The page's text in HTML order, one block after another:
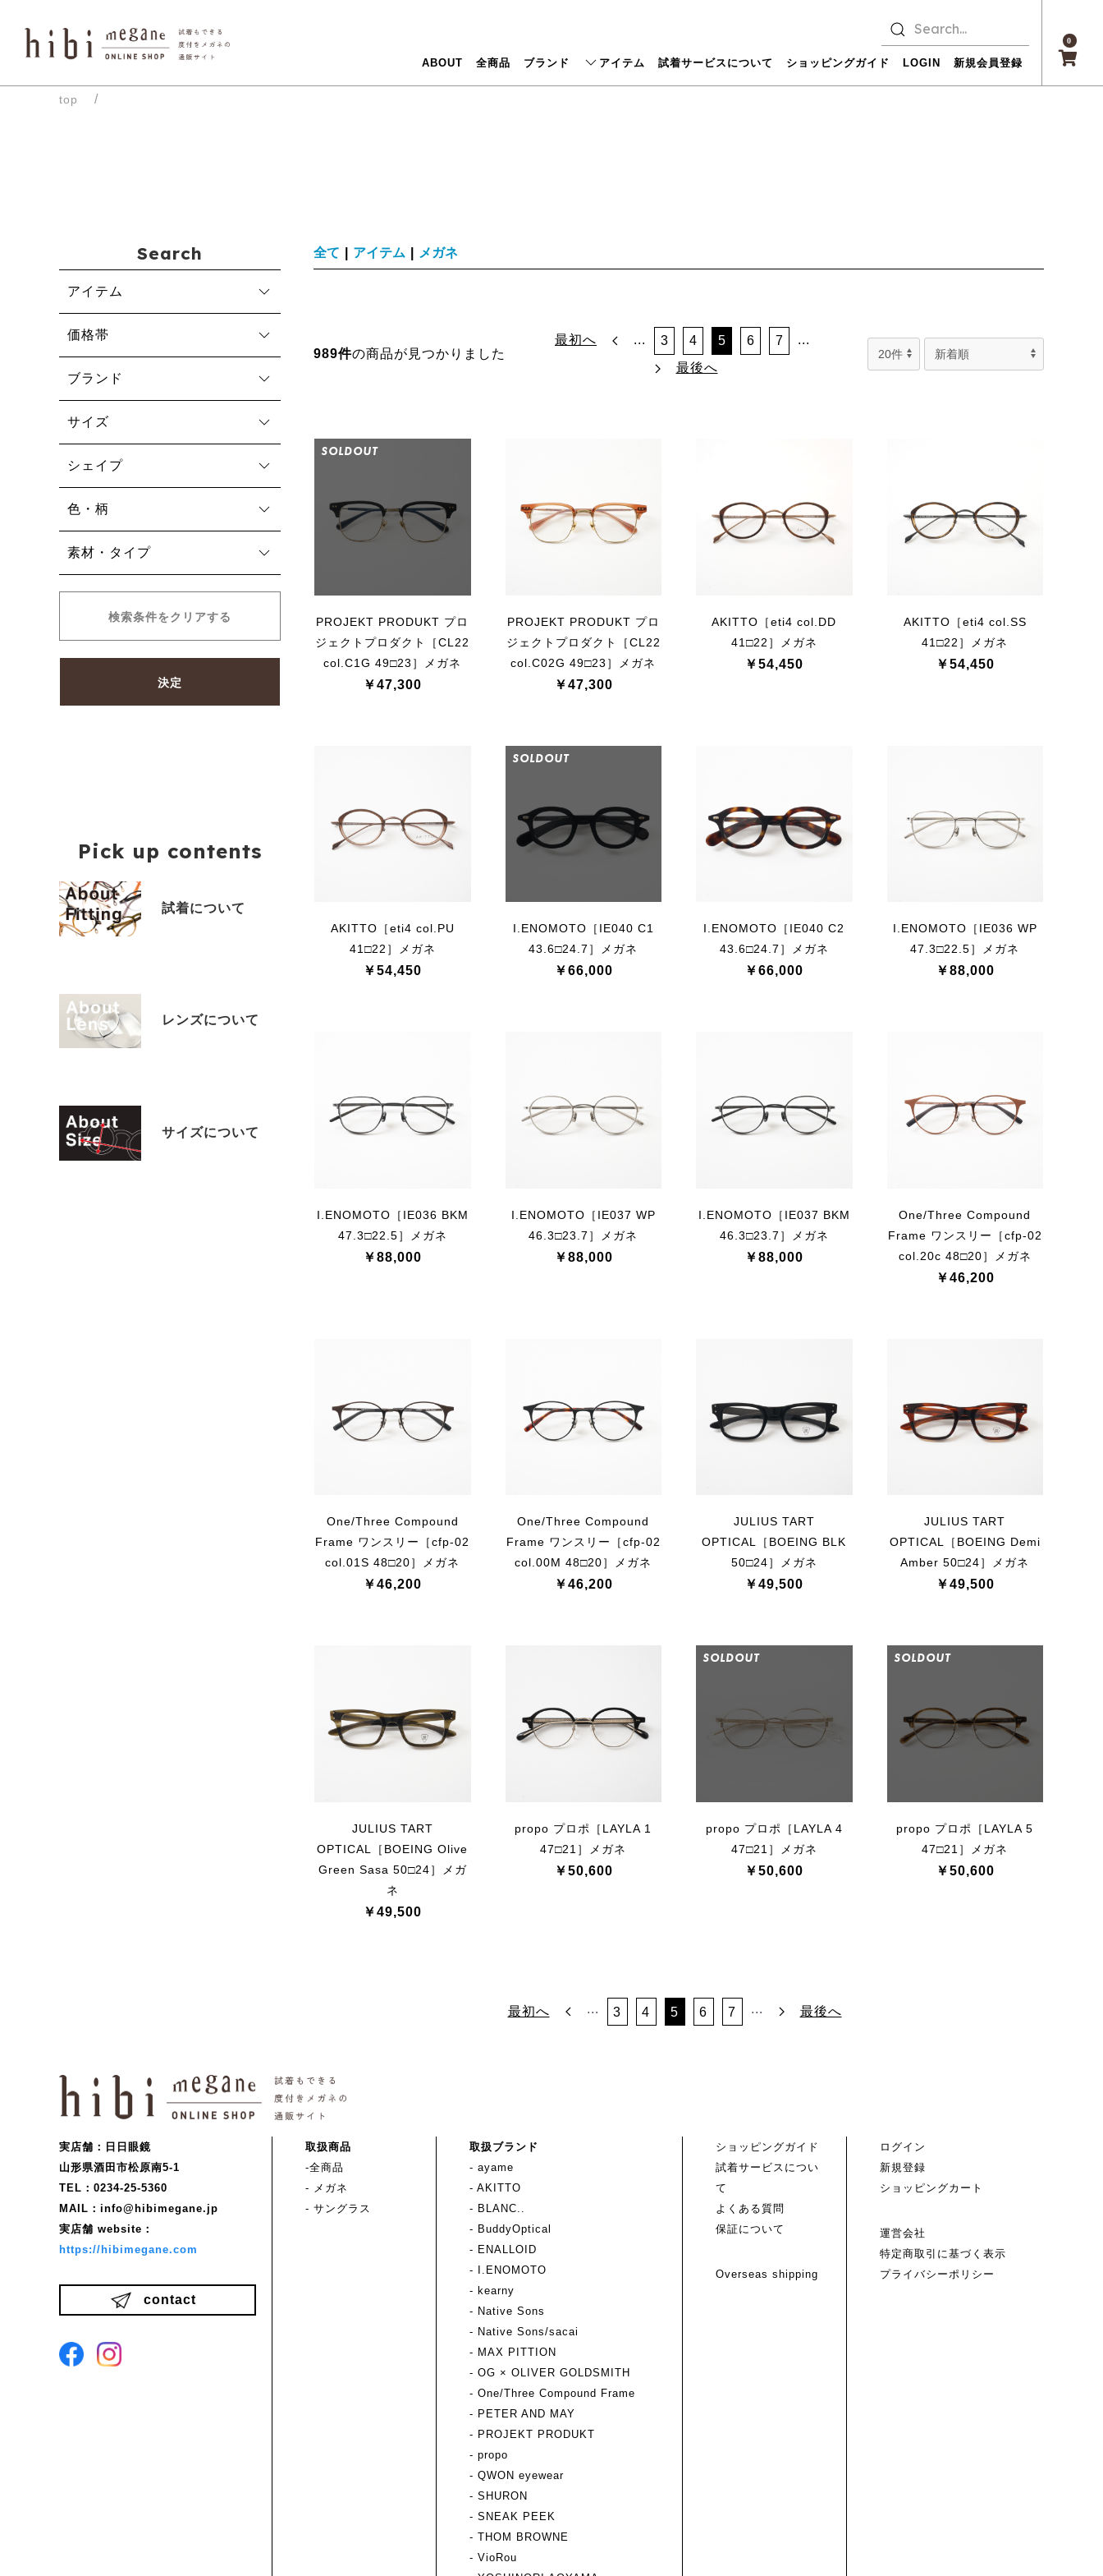
ABOUT 全商品 ブランド アイテム 試着サービスについて ショッピングガイド LOGIN 新規会員登録
0
top
Search
アイテム
価格帯
ブランド
サイズ
シェイプ
色・柄
素材・タイプ
検索条件をクリアする
決定
Pick up contents
試着について
レンズについて
サイズについて
全て アイテム メガネ
989件の商品が見つかりました
最初へ ... 3 4 5 6 7
...
最後へ
SOLDOUT
PROJEKT PRODUKT プロ
ジェクトプロダクト［CL22
col.C1G 49□23］メガネ
￥47,300
PROJEKT PRODUKT プロ
ジェクトプロダクト［CL22
col.C02G 49□23］メガネ
￥47,300
AKITTO［eti4 col.DD
41□22］メガネ
￥54,450
AKITTO［eti4 col.SS
41□22］メガネ
￥54,450
AKITTO［eti4 col.PU
41□22］メガネ
￥54,450
SOLDOUT
I.ENOMOTO［IE040 C1
43.6□24.7］メガネ
￥66,000
I.ENOMOTO［IE040 C2
43.6□24.7］メガネ
￥66,000
I.ENOMOTO［IE036 WP
47.3□22.5］メガネ
￥88,000
I.ENOMOTO［IE036 BKM
47.3□22.5］メガネ
￥88,000
I.ENOMOTO［IE037 WP
46.3□23.7］メガネ
￥88,000
I.ENOMOTO［IE037 BKM
46.3□23.7］メガネ
￥88,000
One/Three Compound
Frame ワンスリー［cfp-02
col.20c 48□20］メガネ
￥46,200
One/Three Compound
Frame ワンスリー［cfp-02
col.01S 48□20］メガネ
￥46,200
One/Three Compound
Frame ワンスリー［cfp-02
col.00M 48□20］メガネ
￥46,200
JULIUS TART
OPTICAL［BOEING BLK
50□24］メガネ
￥49,500
JULIUS TART
OPTICAL［BOEING Demi
Amber 50□24］メガネ
￥49,500
JULIUS TART
OPTICAL［BOEING Olive
Green Sasa 50□24］メガ
ネ
￥49,500
propo プロポ［LAYLA 1
47□21］メガネ
￥50,600
SOLDOUT
propo プロポ［LAYLA 4
47□21］メガネ
￥50,600
SOLDOUT
propo プロポ［LAYLA 5
47□21］メガネ
￥50,600
最初へ ... 3 4 5 6 7 ... 最後へ
実店舗：日日眼鏡
山形県酒田市松原南5-1
TEL：0234-25-5360
MAIL：info@hibimegane.jp
実店舗 website：
https://hibimegane.com
contact
取扱商品
-全商品
- メガネ
- サングラス
取扱ブランド
- ayame
- AKITTO
- BLANC..
- BuddyOptical
- ENALLOID
- I.ENOMOTO
- kearny
- Native Sons
- Native Sons/sacai
- MAX PITTION
- OG × OLIVER GOLDSMITH
- One/Three Compound Frame
- PETER AND MAY
- PROJEKT PRODUKT
- propo
- QWON eyewear
- SHURON
- SNEAK PEEK
- THOM BROWNE
- VioRou
ショッピングガイド
試着サービスについ
て
よくある質問
保証について
Overseas shipping
ログイン
新規登録
ショッピングカート
運営会社
特定商取引に基づく表示
プライバシーポリシー